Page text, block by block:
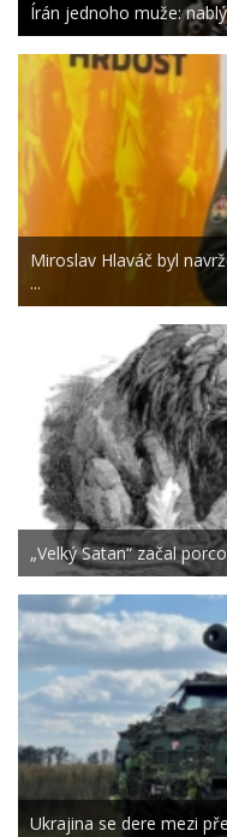
Írán jednoho muže:
Miroslav Hlaváč byl
...
„Velký Satan“ začal
Ukrajina se dere mezi